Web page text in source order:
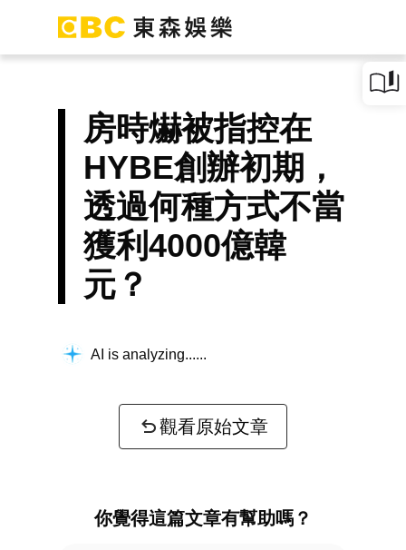
房時爀被指控在
HYBE創辦初期，
透過何種方式不當
獲利4000億韓
元？
AI is analyzing...
觀看原始文章
你覺得這篇文章有幫助嗎？